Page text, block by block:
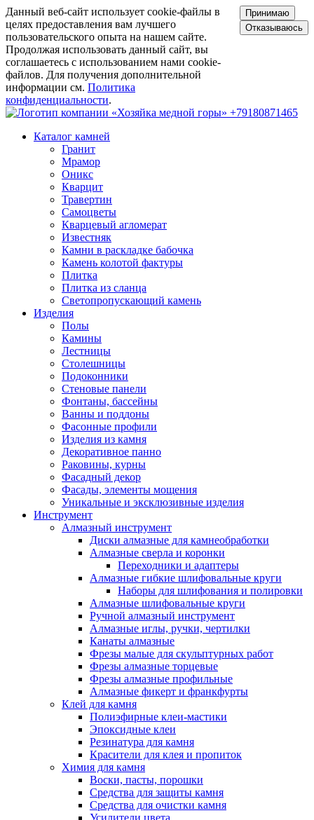
Данный веб-сайт использует cookie-файлы в
целях предоставления вам лучшего
пользовательского опыта на нашем сайте.
Продолжая использовать данный сайт, вы
соглашаетесь с использованием нами cookie-
файлов. Для получения дополнительной
информации см. Политика
конфиденциальности.
Принимаю
Отказываюсь
+79180871465
Каталог камней
Гранит
Мрамор
Оникс
Кварцит
Травертин
Самоцветы
Кварцевый агломерат
Известняк
Камни в раскладке бабочка
Камень колотой фактуры
Плитка
Плитка из сланца
Светопропускающий камень
Изделия
Полы
Камины
Лестницы
Столешницы
Подоконники
Стеновые панели
Фонтаны, бассейны
Ванны и поддоны
Фасонные профили
Изделия из камня
Декоративное панно
Раковины, курны
Фасадный декор
Фасады, элементы мощения
Уникальные и эксклюзивные изделия
Инструмент
Алмазный инструмент
Диски алмазные для камнеобработки
Алмазные сверла и коронки
Переходники и адаптеры
Алмазные гибкие шлифовальные круги
Наборы для шлифования и полировки
Алмазные шлифовальные круги
Ручной алмазный инструмент
Алмазные иглы, ручки, чертилки
Канаты алмазные
Фрезы малые для скульптурных работ
Фрезы алмазные торцевые
Фрезы алмазные профильные
Алмазные фикерт и франкфурты
Клей для камня
Полиэфирные клеи-мастики
Эпоксидные клеи
Резинатура для камня
Красители для клея и пропиток
Химия для камня
Воски, пасты, порошки
Средства для защиты камня
Средства для очистки камня
Усилители цвета